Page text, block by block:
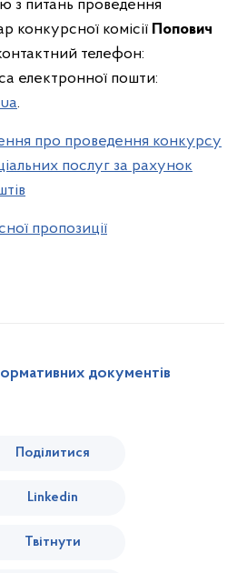
з питань проведення
конкурсної комісії Попович
телефон:
електронної пошти:
.
про проведення конкурсу
послуг за рахунок
пропозиції
документів
Поділитися
Linkedin
Твітнути